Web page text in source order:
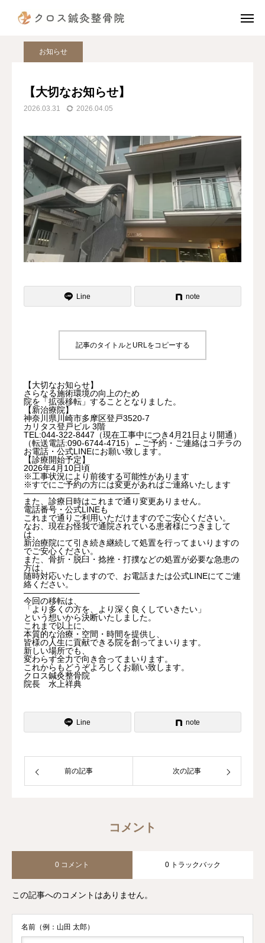
ブログ お知らせ 【大切なお知らせ】
お知らせ
【大切なお知らせ】
2026.03.31 2026.04.05
Line note
記事のタイトルとURLをコピーする
【大切なお知らせ】
さらなる施術環境の向上のため
院を「拡張移転」することとなりました。
【新治療院】
神奈川県川崎市多摩区登戸3520-7
カリタス登戸ビル 3階
TEL:044-322-8447（現在工事中につき4月21日より開通）
（転送電話:090-6744-4715）←ご予約・ご連絡はコチラの
お電話・公式LINEにお願い致します。
【診療開始予定】
2026年4月10日頃
※工事状況により前後する可能性があります
※すでにご予約の方には変更があればご連絡いたします
――――――――――――――
また、診療日時はこれまで通り変更ありません。
電話番号・公式LINEも
これまで通りご利用いただけますのでご安心ください。
なお、現在お怪我で通院されている患者様につきまして
は、
新治療院にて引き続き継続して処置を行ってまいりますの
でご安心ください。
また、骨折・脱臼・捻挫・打撲などの処置が必要な急患の
方は、
随時対応いたしますので、お電話または公式LINEにてご連
絡ください。
――――――――――――――
今回の移転は、
「より多くの方を、より深く良くしていきたい」
という想いから決断いたしました。
これまで以上に、
本質的な治療・空間・時間を提供し、
皆様の人生に貢献できる院を創ってまいります。
新しい場所でも、
変わらず全力で向き合ってまいります。
これからもどうぞよろしくお願い致します。
クロス鍼灸整骨院
院長 水上祥典
Line note
前の記事 次の記事
コメント
0 コメント 0 トラックバック
この記事へのコメントはありません。
名前（例：山田 太郎）
電話予約
X
診療案内（治療費）
当院の施術の流れ
院長挨拶
スタッフ紹介
患者様の声
よくある質問